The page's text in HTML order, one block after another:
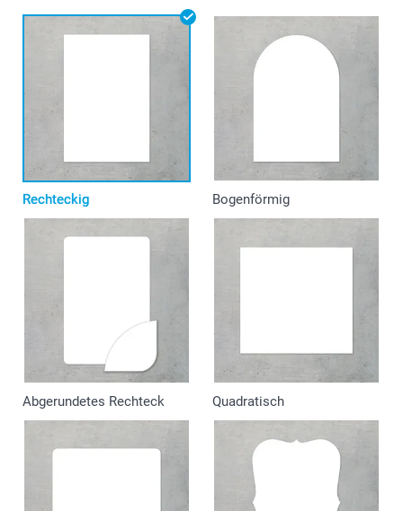
Rechteckig Bogenförmig
Abgerundetes Rechteck Quadratisch